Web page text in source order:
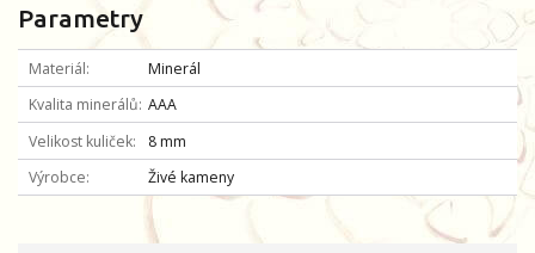
Parametry
Materiál
Minerál
Kvalita minerálů AAA
Velikost kuliček
8 mm
Výrobce
Živé kameny